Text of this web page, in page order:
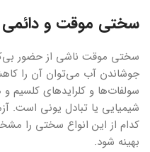
سختی موقت و دائمی
سختی موقت ناشی از حضور
جوشاندن آب می‌توان آن را
سولفات‌ها و کلرایدهای کلسیم
شیمیایی یا تبادل یونی است.
کدام از این انواع سختی را
بهینه شود.